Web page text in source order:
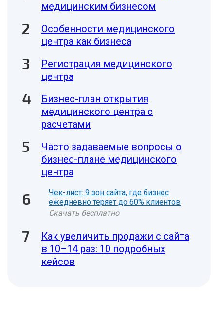
медицинским бизнесом
Особенности медицинского
центра как бизнеса
Регистрация медицинского
центра
Бизнес-план открытия
медицинского центра с
расчетами
Часто задаваемые вопросы о
бизнес-плане медицинского
центра
Чек-лист: 9 зон сайта, где бизнес
ежедневно теряет до 60% клиентов
Скачать бесплатно
Как увеличить продажи с сайта
в 10–14 раз: 10 подробных
кейсов